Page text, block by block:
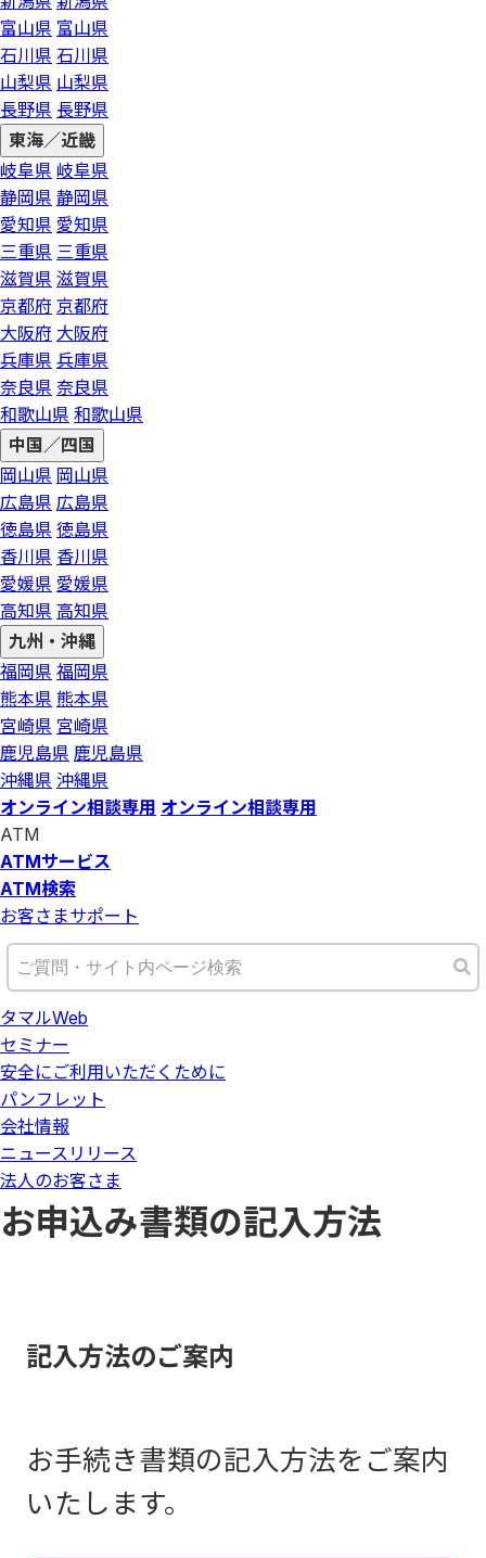
富山県 富山県
石川県 石川県
山梨県 山梨県
長野県 長野県
東海／近畿
岐阜県 岐阜県
静岡県 静岡県
愛知県 愛知県
三重県 三重県
滋賀県 滋賀県
京都府 京都府
大阪府 大阪府
兵庫県 兵庫県
奈良県 奈良県
和歌山県 和歌山県
中国／四国
岡山県 岡山県
広島県 広島県
徳島県 徳島県
香川県 香川県
愛媛県 愛媛県
高知県 高知県
九州・沖縄
福岡県 福岡県
熊本県 熊本県
宮崎県 宮崎県
鹿児島県 鹿児島県
沖縄県 沖縄県
オンライン相談専用 オンライン相談専用
ATM
ATMサービス
ATM検索
お客さまサポート
タマルWeb
セミナー
安全にご利用いただくために
パンフレット
会社情報
ニュースリリース
法人のお客さま
お申込み書類の記入方法
記入方法のご案内
お手続き書類の記入方法をご案内
いたします。